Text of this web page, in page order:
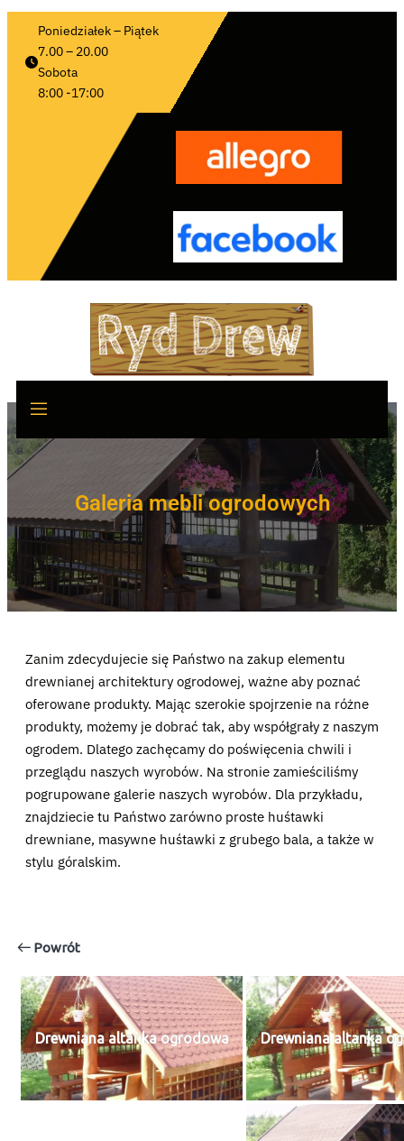
Poniedziałek – Piątek
7.00 – 20.00
Sobota
8:00 -17:00
Galeria mebli ogrodowych
Zanim zdecydujecie się Państwo na zakup elementu
drewnianej architektury ogrodowej, ważne aby poznać
oferowane produkty. Mając szerokie spojrzenie na różne
produkty, możemy je dobrać tak, aby współgrały z naszym
ogrodem. Dlatego zachęcamy do poświęcenia chwili i
przeglądu naszych wyrobów. Na stronie zamieściliśmy
pogrupowane galerie naszych wyrobów. Dla przykładu,
znajdziecie tu Państwo zarówno proste huśtawki
drewniane, masywne huśtawki z grubego bala, a także w
stylu góralskim.
Powrót
Drewniana altanka ogrodowa Drewniana altanka